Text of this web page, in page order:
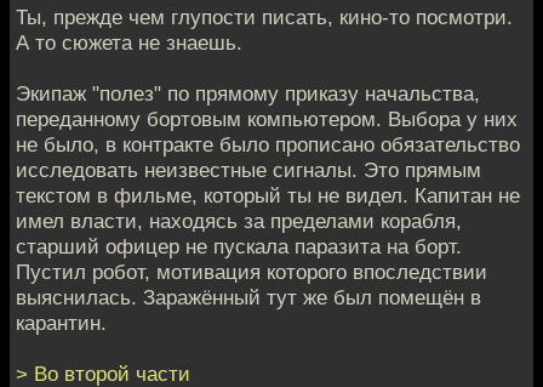
Ты, прежде чем глупости писать, кино-то посмотри.
А то сюжета не знаешь.
Экипаж "полез" по прямому приказу начальства,
переданному бортовым компьютером. Выбора у них
не было, в контракте было прописано обязательство
исследовать неизвестные сигналы. Это прямым
текстом в фильме, который ты не видел. Капитан не
имел власти, находясь за пределами корабля,
старший офицер не пускала паразита на борт.
Пустил робот, мотивация которого впоследствии
выяснилась. Заражённый тут же был помещён в
карантин.
> Во второй части